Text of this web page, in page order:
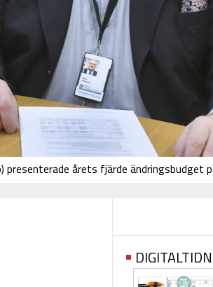
presenterade årets fjärde ändringsbudget